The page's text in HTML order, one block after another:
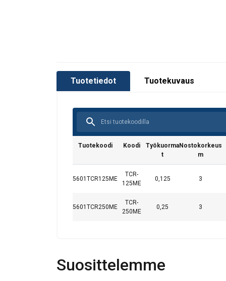
Tuotetiedot Tuotekuvaus
Tuotekoodi Koodi
Työkuorma
t
Nostokorkeus
m
5601TCR125ME
TCR-
125ME
0,125 3
5601TCR250ME
TCR-
250ME
0,25 3
Suosittelemme